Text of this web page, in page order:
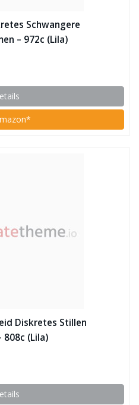
Schwangere
– 972c (Lila)
Diskretes Stillen
808c (Lila)